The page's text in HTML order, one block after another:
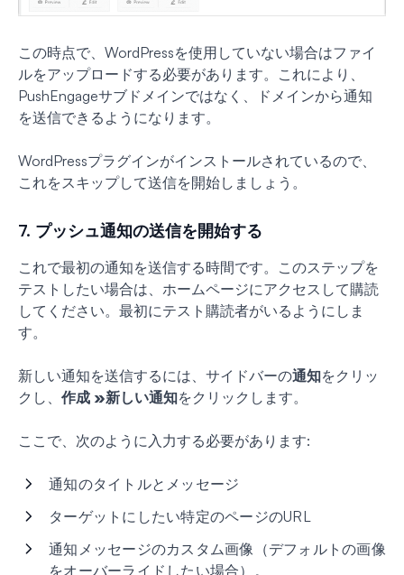
この時点で、WordPressを使用していない場合はファイ
ルをアップロードする必要があります。これにより、
PushEngageサブドメインではなく、ドメインから通知
を送信できるようになります。
WordPressプラグインがインストールされているので、
これをスキップして送信を開始しましょう。
7. プッシュ通知の送信を開始する
これで最初の通知を送信する時間です。このステップを
テストしたい場合は、ホームページにアクセスして購読
してください。最初にテスト購読者がいるようにしま
す。
新しい通知を送信するには、サイドバーの通知をクリッ
クし、 作成 »新しい通知をクリックします。
ここで、次のように入力する必要があります:
通知のタイトルとメッセージ
ターゲットにしたい特定のページのURL
通知メッセージのカスタム画像（デフォルトの画像
をオーバーライドしたい場合）。